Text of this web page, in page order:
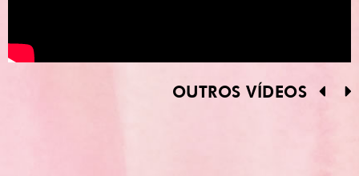
OUTROS VÍDEOS